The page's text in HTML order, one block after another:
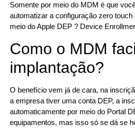
Somente por meio do MDM é que
automatizar a configuração zero
meio do Apple DEP ? Device
Como o MDM
implantação?
O benefício vem já de cara, na
a empresa tiver uma conta DEP, a
automaticamente por meio do Portal
equipamentos, mas isso só se dá se